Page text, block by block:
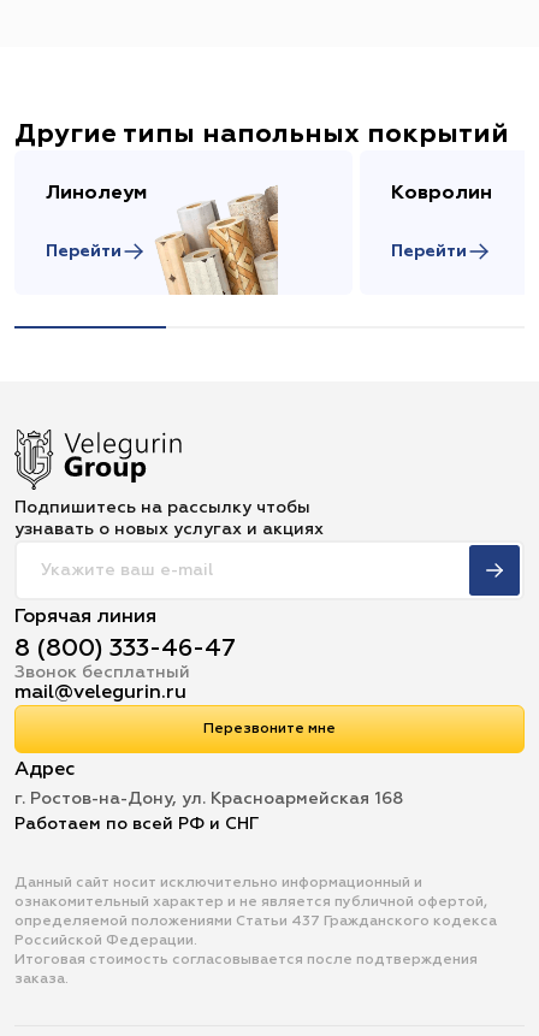
Другие типы напольных покрытий
Линолеум
Перейти
Ковролин
Перейти
Подпишитесь на рассылку чтобы
узнавать о новых услугах и акциях
Горячая линия
8 (800) 333-46-47
Звонок бесплатный
mail@velegurin.ru
Перезвоните мне
Адрес
г. Ростов-на-Дону, ул. Красноармейская 168
Работаем по всей РФ и СНГ
Данный сайт носит исключительно информационный и
ознакомительный характер и не является публичной офертой,
определяемой положениями Статьи 437 Гражданского кодекса
Российской Федерации.
Итоговая стоимость согласовывается после подтверждения
заказа.